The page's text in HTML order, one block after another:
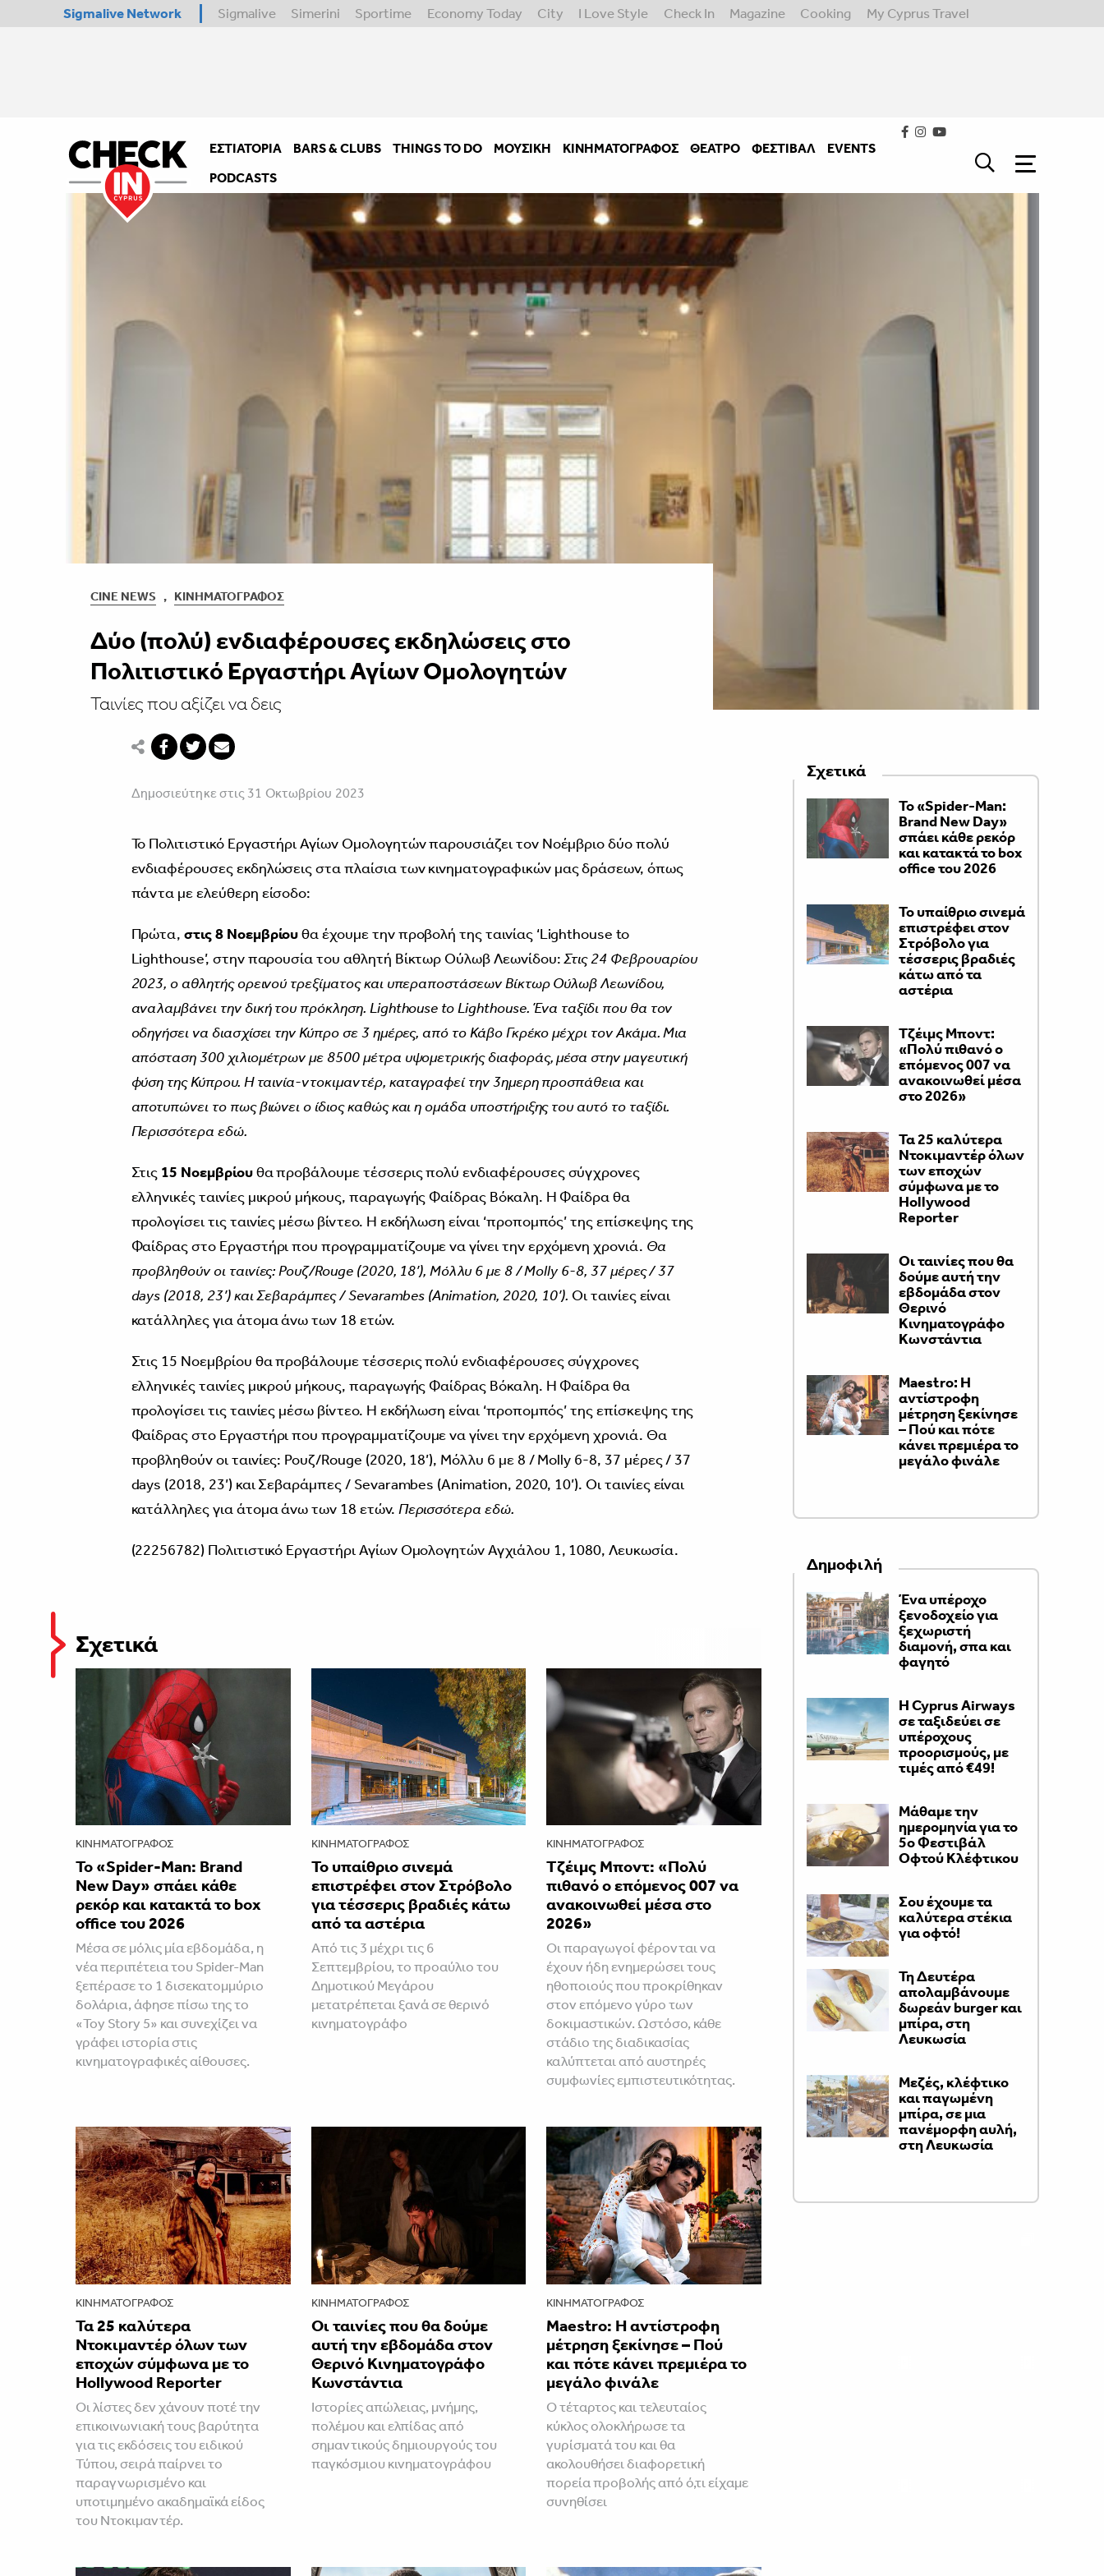
Sigmalive Network Sigmalive Simerini Sportime Economy Today City I Love Style Check In Magazine Cooking My Cyprus Travel
ΕΣΤΙΑΤΌΡΙΑ BARS & CLUBS THINGS TO DO ΜΟΥΣΙΚΉ ΚΙΝΗΜΑΤΟΓΡΆΦΟΣ ΘΈΑΤΡΟ ΦΕΣΤΙΒΑΛ
EVENTS
PODCASTS
CINE NEWS , ΚΙΝΗΜΑΤΟΓΡΆΦΟΣ
Δύο (πολύ) ενδιαφέρουσες εκδηλώσεις στο
Πολιτιστικό Εργαστήρι Αγίων Ομολογητών
Ταινίες που αξίζει να δεις
Δημοσιεύτηκε στις 31 Οκτωβρίου 2023
Το Πολιτιστικό Εργαστήρι Αγίων Ομολογητών παρουσιάζει τον Νοέμβριο δύο πολύ
ενδιαφέρουσες εκδηλώσεις στα πλαίσια των κινηματογραφικών μας δράσεων, όπως
πάντα με ελεύθερη είσοδο:
Πρώτα,στις 8 Νοεμβρίουθα έχουμε την προβολή της ταινίας ‘Lighthouse to
Lighthouse’, στην παρουσία του αθλητή Βίκτωρ Ούλωβ Λεωνίδου:Στις 24 Φεβρουαρίου
2023, ο αθλητής ορεινού τρεξίματος και υπεραποστάσεων Βίκτωρ Ούλωβ Λεωνίδου,
αναλαμβάνει την δική του πρόκληση. Lighthouse to Lighthouse. Ένα ταξίδι που θα τον
οδηγήσει να διασχίσει την Κύπρο σε 3 ημέρες, από το Κάβο Γκρέκο μέχρι τον Ακάμα. Μια
απόσταση 300 χιλιομέτρων με 8500 μέτρα υψομετρικής διαφοράς, μέσα στην μαγευτική
φύση της Κύπρου. Η ταινία-ντοκιμαντέρ, καταγραφεί την 3ημερη προσπάθεια και
αποτυπώνει το πως βιώνει ο ίδιος καθώς και η ομάδα υποστήριξης του αυτό το ταξίδι.
Περισσότερα εδώ.
Στις 15 Νοεμβρίουθα προβάλουμε τέσσερις πολύ ενδιαφέρουσες σύγχρονες
ελληνικές ταινίες μικρού μήκους, παραγωγής Φαίδρας Βόκαλη. Η Φαίδρα θα
προλογίσει τις ταινίες μέσω βίντεο. Η εκδήλωση είναι ‘προπομπός’ της επίσκεψης της
Φαίδρας στο Εργαστήρι που προγραμματίζουμε να γίνει την ερχόμενη χρονιά. Θα
προβληθούν οι ταινίες: Ρουζ/Rouge (2020, 18’), Μόλλυ 6 με 8 / Molly 6-8, 37 μέρες / 37
days (2018, 23’) και Σεβαράμπες / Sevarambes (Animation, 2020, 10’). Οι ταινίες είναι
κατάλληλες για άτομα άνω των 18 ετών.
Στις 15 Νοεμβρίου θα προβάλουμε τέσσερις πολύ ενδιαφέρουσες σύγχρονες
ελληνικές ταινίες μικρού μήκους, παραγωγής Φαίδρας Βόκαλη. Η Φαίδρα θα
προλογίσει τις ταινίες μέσω βίντεο. Η εκδήλωση είναι ‘προπομπός’ της επίσκεψης της
Φαίδρας στο Εργαστήρι που προγραμματίζουμε να γίνει την ερχόμενη χρονιά. Θα
προβληθούν οι ταινίες: Ρουζ/Rouge (2020, 18’), Μόλλυ 6 με 8 / Molly 6-8, 37 μέρες / 37
days (2018, 23’) και Σεβαράμπες / Sevarambes (Animation, 2020, 10’). Οι ταινίες είναι
κατάλληλες για άτομα άνω των 18 ετών. Περισσότερα εδώ.
(22256782) Πολιτιστικό Εργαστήρι Αγίων Ομολογητών Αγχιάλου 1, 1080, Λευκωσία.
Σχετικά
ΚΙΝΗΜΑΤΟΓΡΆΦΟΣ
Το «Spider-Man: Brand
New Day» σπάει κάθε
ρεκόρ και κατακτά το box
office του 2026
Μέσα σε μόλις μία εβδομάδα, η
νέα περιπέτεια του Spider-Man
ξεπέρασε το 1 δισεκατομμύριο
δολάρια, άφησε πίσω της το
«Toy Story 5» και συνεχίζει να
γράφει ιστορία στις
κινηματογραφικές αίθουσες.
ΚΙΝΗΜΑΤΟΓΡΆΦΟΣ
Το υπαίθριο σινεμά
επιστρέφει στον Στρόβολο
για τέσσερις βραδιές κάτω
από τα αστέρια
Από τις 3 μέχρι τις 6
Σεπτεμβρίου, το προαύλιο του
Δημοτικού Μεγάρου
μετατρέπεται ξανά σε θερινό
κινηματογράφο
ΚΙΝΗΜΑΤΟΓΡΆΦΟΣ
Τζέιμς Μποντ: «Πολύ
πιθανό ο επόμενος 007 να
ανακοινωθεί μέσα στο
2026»
Οι παραγωγοί φέρονται να
έχουν ήδη ενημερώσει τους
ηθοποιούς που προκρίθηκαν
στον επόμενο γύρο των
δοκιμαστικών. Ωστόσο, κάθε
στάδιο της διαδικασίας
καλύπτεται από αυστηρές
συμφωνίες εμπιστευτικότητας.
ΚΙΝΗΜΑΤΟΓΡΆΦΟΣ
Τα 25 καλύτερα
Ντοκιμαντέρ όλων των
εποχών σύμφωνα με το
Hollywood Reporter
Οι λίστες δεν χάνουν ποτέ την
επικοινωνιακή τους βαρύτητα
για τις εκδόσεις του ειδικού
Τύπου, σειρά παίρνει το
παραγνωρισμένο και
υποτιμημένο ακαδημαϊκά είδος
του Ντοκιμαντέρ.
ΚΙΝΗΜΑΤΟΓΡΆΦΟΣ
Οι ταινίες που θα δούμε
αυτή την εβδομάδα στον
Θερινό Κινηματογράφο
Κωνστάντια
Ιστορίες απώλειας, μνήμης,
πολέμου και ελπίδας από
σημαντικούς δημιουργούς του
παγκόσμιου κινηματογράφου
ΚΙΝΗΜΑΤΟΓΡΆΦΟΣ
Maestro: Η αντίστροφη
μέτρηση ξεκίνησε – Πού
και πότε κάνει πρεμιέρα το
μεγάλο φινάλε
Ο τέταρτος και τελευταίος
κύκλος ολοκλήρωσε τα
γυρίσματά του και θα
ακολουθήσει διαφορετική
πορεία προβολής από ό,τι είχαμε
συνηθίσει
Σχετικά
Το «Spider-Man:
Brand New Day»
σπάει κάθε ρεκόρ
και κατακτά το box
office του 2026
Το υπαίθριο σινεμά
επιστρέφει στον
Στρόβολο για
τέσσερις βραδιές
κάτω από τα
αστέρια
Τζέιμς Μποντ:
«Πολύ πιθανό ο
επόμενος 007 να
ανακοινωθεί μέσα
στο 2026»
Τα 25 καλύτερα
Ντοκιμαντέρ όλων
των εποχών
σύμφωνα με το
Hollywood
Reporter
Οι ταινίες που θα
δούμε αυτή την
εβδομάδα στον
Θερινό
Κινηματογράφο
Κωνστάντια
Maestro: Η
αντίστροφη
μέτρηση ξεκίνησε
– Πού και πότε
κάνει πρεμιέρα το
μεγάλο φινάλε
Δημοφιλή
Ένα υπέροχο
ξενοδοχείο για
ξεχωριστή
διαμονή, σπα και
φαγητό
H Cyprus Airways
σε ταξιδεύει σε
υπέροχους
προορισμούς, με
τιμές από €49!
Μάθαμε την
ημερομηνία για το
5ο Φεστιβάλ
Οφτού Κλέφτικου
Σου έχουμε τα
καλύτερα στέκια
για οφτό!
Τη Δευτέρα
απολαμβάνουμε
δωρεάν burger και
μπίρα, στη
Λευκωσία
Μεζές, κλέφτικο
και παγωμένη
μπίρα, σε μια
πανέμορφη αυλή,
στη Λευκωσία